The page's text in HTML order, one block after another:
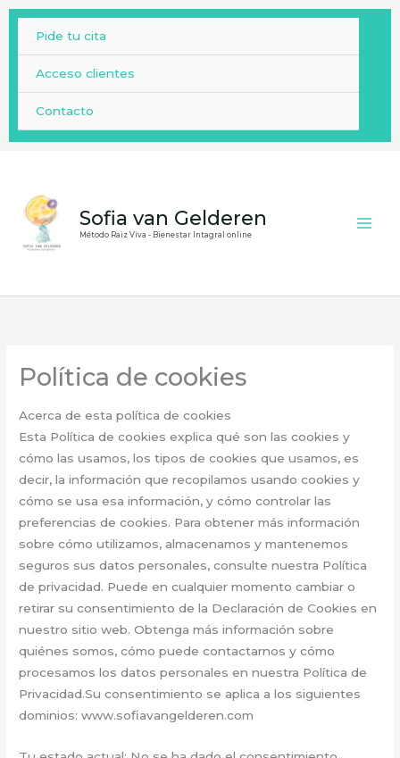
contenido
Pide tu cita
Acceso clientes
Contacto
Sofia van Gelderen
Método Raiz Viva - Bienestar Intagral online
Política de cookies
Acerca de esta política de cookies
Esta Política de cookies explica qué son las cookies y
cómo las usamos, los tipos de cookies que usamos, es
decir, la información que recopilamos usando cookies y
cómo se usa esa información, y cómo controlar las
preferencias de cookies. Para obtener más información
sobre cómo utilizamos, almacenamos y mantenemos
seguros sus datos personales, consulte nuestra Política
de privacidad. Puede en cualquier momento cambiar o
retirar su consentimiento de la Declaración de Cookies en
nuestro sitio web. Obtenga más información sobre
quiénes somos, cómo puede contactarnos y cómo
procesamos los datos personales en nuestra Política de
Privacidad.Su consentimiento se aplica a los siguientes
dominios: www.sofiavangelderen.com